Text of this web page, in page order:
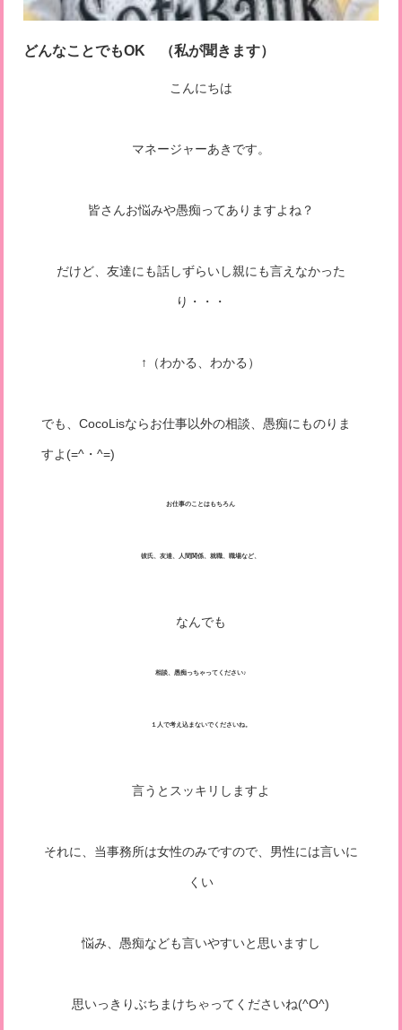
どんなことでもOK （私が聞きます）
こんにちは
マネージャーあきです。
皆さんお悩みや愚痴ってありますよね？
だけど、友達にも話しずらいし親にも言えなかった
り・・・
↑（わかる、わかる）
でも、CocoLisならお仕事以外の相談、愚痴にものりま
すよ(=^・^=)
お仕事のことはもちろん
彼氏、友達、人間関係、就職、職場など、
なんでも
相談、愚痴っちゃってください♪
１人で考え込まないでくださいね。
言うとスッキリしますよ
それに、当事務所は女性のみですので、男性には言いに
くい
悩み、愚痴なども言いやすいと思いますし
思いっきりぶちまけちゃってくださいね(^O^)